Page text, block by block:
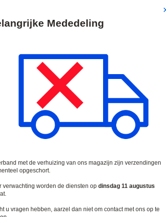
Verzendingen worden op dinsdag 11